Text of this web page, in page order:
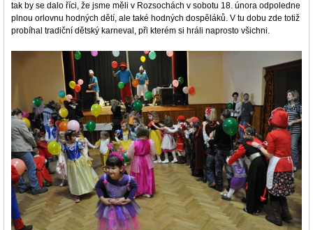
tak by se dalo říci, že jsme měli v Rozsochách v sobotu 18. února odpoledne
plnou orlovnu hodných dětí, ale také hodných dospěláků. V tu dobu zde totiž
probíhal tradiční dětský karneval, při kterém si hráli naprosto všichni.